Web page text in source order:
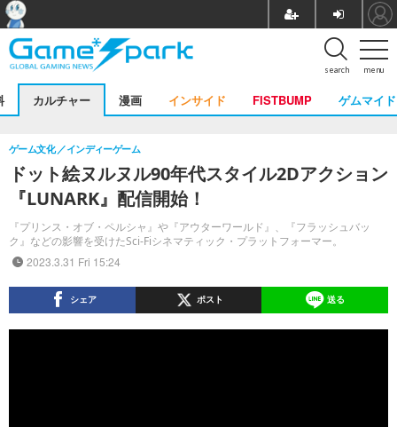
menu
search
カルチャー 漫画 インサイド FISTBUMP ゲムマイド
ドット絵ヌルヌル90年代スタイル2Dアクション
『LUNARK』配信開始！
『プリンス・オブ・ペルシャ』や『アウターワールド』、『フラッシュバッ
ク』などの影響を受けたSci-Fiシネマティック・プラットフォーマー。
ゲーム文化 インディーゲーム
2023.3.31 Fri 15:24
シェア ポスト 送る